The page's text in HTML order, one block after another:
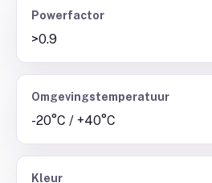
Powerfactor
>0.9
Omgevingstemperatuur
-20°C / +40°C
Kleur